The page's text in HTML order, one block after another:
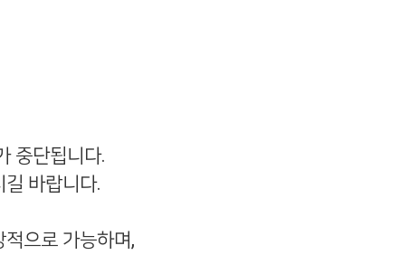
중단됩니다.
길 바랍니다.
으로 가능하며,